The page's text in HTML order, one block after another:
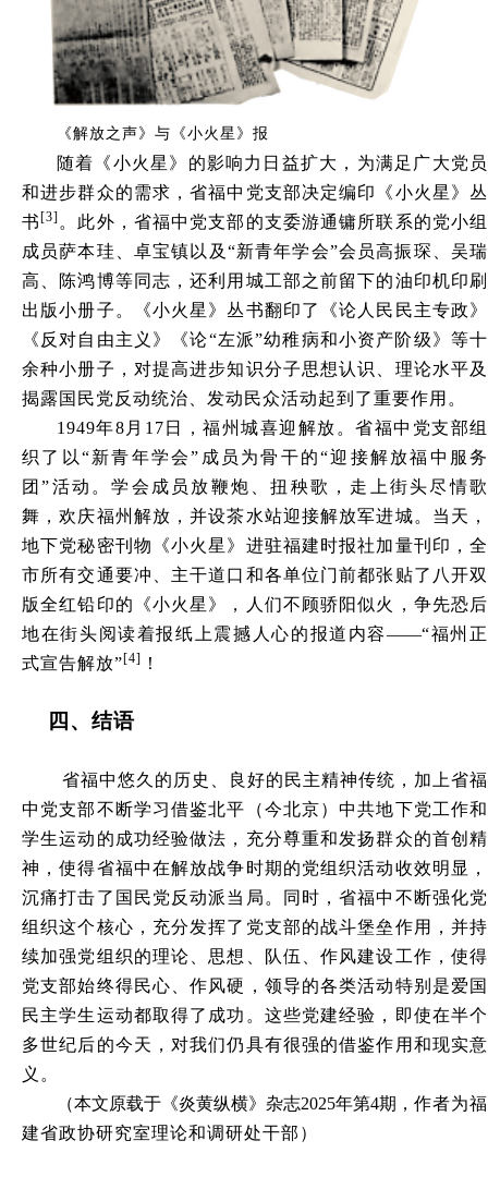
《解放之声》与《小火星》报
随着《小火星》的影响力日益扩大，为满足广大党员
和进步群众的需求，省福中党支部决定编印《小火星》丛
书[3] 。此外，省福中党支部的支委游通镛所联系的党小组
成员萨本珪、卓宝镇以及“新青年学会”会员高振琛、吴瑞
高、陈鸿博等同志，还利用城工部之前留下的油印机印刷
出版小册子。《小火星》丛书翻印了《论人民民主专政》
《反对自由主义》《论“左派”幼稚病和小资产阶级》等十
余种小册子，对提高进步知识分子思想认识、理论水平及
揭露国民党反动统治、发动民众活动起到了重要作用。
1949年8月17日，福州城喜迎解放。省福中党支部组
织了以“新青年学会”成员为骨干的“迎接解放福中服务
团”活动。学会成员放鞭炮、扭秧歌，走上街头尽情歌
舞，欢庆福州解放，并设茶水站迎接解放军进城。当天，
地下党秘密刊物《小火星》进驻福建时报社加量刊印，全
市所有交通要冲、主干道口和各单位门前都张贴了八开双
版全红铅印的《小火星》，人们不顾骄阳似火，争先恐后
地在街头阅读着报纸上震撼人心的报道内容——“福州正
式宣告解放”[4] ！
四、结语
省福中悠久的历史、良好的民主精神传统，加上省福
中党支部不断学习借鉴北平（今北京）中共地下党工作和
学生运动的成功经验做法，充分尊重和发扬群众的首创精
神，使得省福中在解放战争时期的党组织活动收效明显，
沉痛打击了国民党反动派当局。同时，省福中不断强化党
组织这个核心，充分发挥了党支部的战斗堡垒作用，并持
续加强党组织的理论、思想、队伍、作风建设工作，使得
党支部始终得民心、作风硬，领导的各类活动特别是爱国
民主学生运动都取得了成功。这些党建经验，即使在半个
多世纪后的今天，对我们仍具有很强的借鉴作用和现实意
义。
（本文原载于《炎黄纵横》杂志2025年第4期， 作者为福
建省政协研究室理论和调研处干部 ）